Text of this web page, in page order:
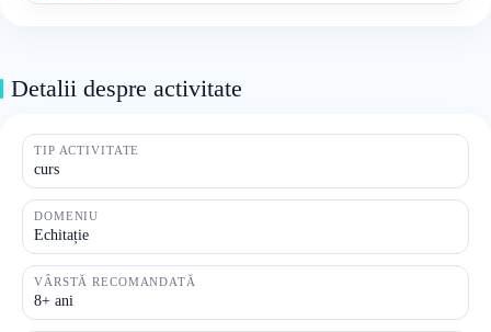
Detalii despre activitate
TIP ACTIVITATE
curs
DOMENIU
Echitație
VÂRSTĂ RECOMANDATĂ
8+ ani